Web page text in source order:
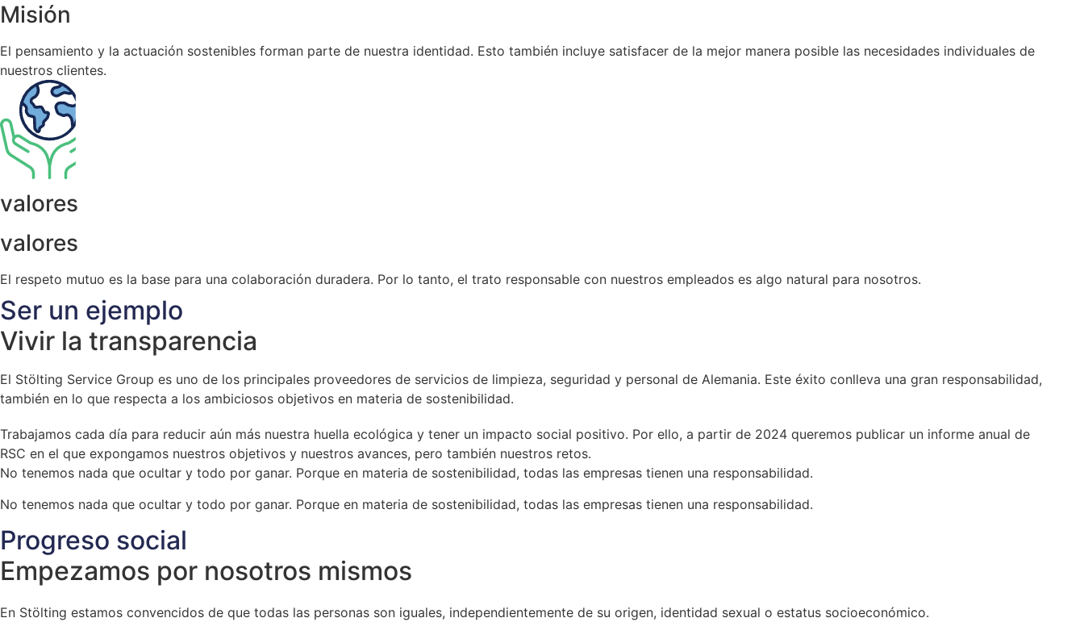
Misión
El pensamiento y la actuación sostenibles forman parte de nuestra identidad. Esto también incluye satisfacer de la mejor manera posible las necesidades individuales de
nuestros clientes.
valores
valores
El respeto mutuo es la base para una colaboración duradera. Por lo tanto, el trato responsable con nuestros empleados es algo natural para nosotros.
Ser un ejemplo
Vivir la transparencia
El Stölting Service Group es uno de los principales proveedores de servicios de limpieza, seguridad y personal de Alemania. Este éxito conlleva una gran responsabilidad,
también en lo que respecta a los ambiciosos objetivos en materia de sostenibilidad.
Trabajamos cada día para reducir aún más nuestra huella ecológica y tener un impacto social positivo. Por ello, a partir de 2024 queremos publicar un informe anual de
RSC en el que expongamos nuestros objetivos y nuestros avances, pero también nuestros retos.
No tenemos nada que ocultar y todo por ganar. Porque en materia de sostenibilidad, todas las empresas tienen una responsabilidad.
No tenemos nada que ocultar y todo por ganar. Porque en materia de sostenibilidad, todas las empresas tienen una responsabilidad.
Progreso social
Empezamos por nosotros mismos
En Stölting estamos convencidos de que todas las personas son iguales, independientemente de su origen, identidad sexual o estatus socioeconómico.